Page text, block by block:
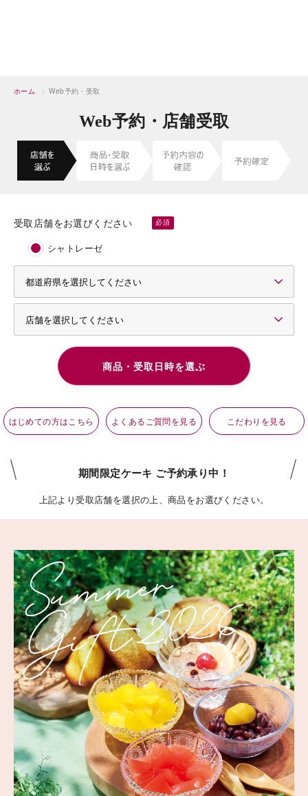
ホーム > Web予約・受取
Web予約・店舗受取
受取店舗をお選びください
シャトレーゼ
はじめての方はこちら よくあるご質問を見る こだわりを見る
期間限定ケーキ ご予約承り中！
上記より受取店舗を選択の上、商品をお選びください。